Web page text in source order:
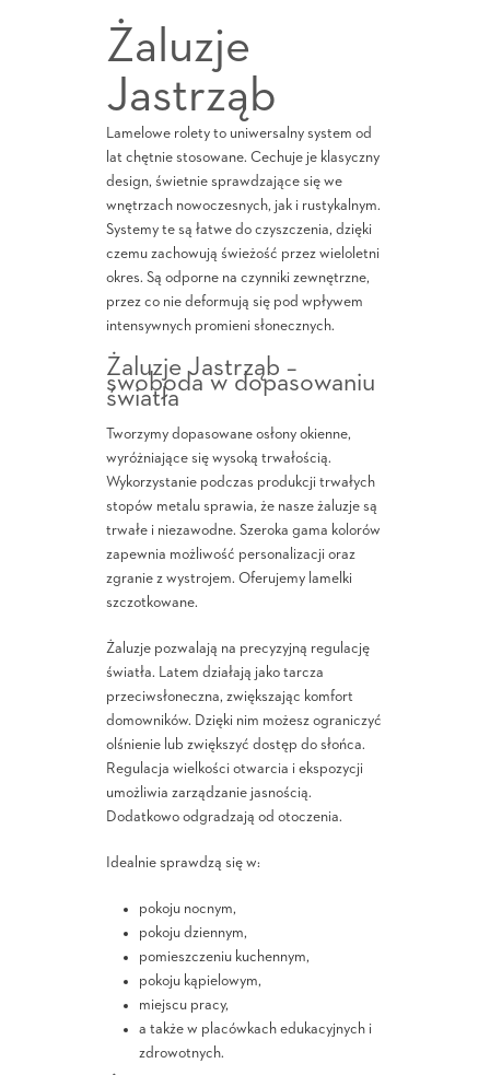
Żaluzje
Jastrząb
Lamelowe rolety to uniwersalny system od
lat chętnie stosowane. Cechuje je klasyczny
design, świetnie sprawdzające się we
wnętrzach nowoczesnych, jak i rustykalnym.
Systemy te są łatwe do czyszczenia, dzięki
czemu zachowują świeżość przez wieloletni
okres. Są odporne na czynniki zewnętrzne,
przez co nie deformują się pod wpływem
intensywnych promieni słonecznych.
Żaluzje Jastrząb –
swoboda w dopasowaniu
światła
Tworzymy dopasowane osłony okienne,
wyróżniające się wysoką trwałością.
Wykorzystanie podczas produkcji trwałych
stopów metalu sprawia, że nasze żaluzje są
trwałe i niezawodne. Szeroka gama kolorów
zapewnia możliwość personalizacji oraz
zgranie z wystrojem. Oferujemy lamelki
szczotkowane.
Żaluzje pozwalają na precyzyjną regulację
światła. Latem działają jako tarcza
przeciwsłoneczna, zwiększając komfort
domowników. Dzięki nim możesz ograniczyć
olśnienie lub zwiększyć dostęp do słońca.
Regulacja wielkości otwarcia i ekspozycji
umożliwia zarządzanie jasnością.
Dodatkowo odgradzają od otoczenia.
Idealnie sprawdzą się w:
pokoju nocnym,
pokoju dziennym,
pomieszczeniu kuchennym,
pokoju kąpielowym,
miejscu pracy,
a także w placówkach edukacyjnych i
zdrowotnych.